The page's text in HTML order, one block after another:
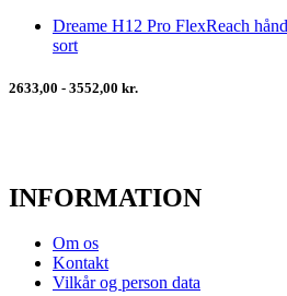
Dreame H12 Pro FlexReach
sort
2633,00 - 3552,00 kr.
INFORMATION
Om os
Kontakt
Vilkår og person data